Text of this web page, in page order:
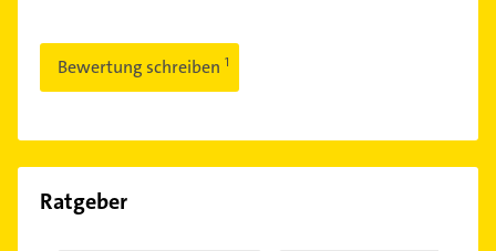
Bewertung schreiben
Ratgeber